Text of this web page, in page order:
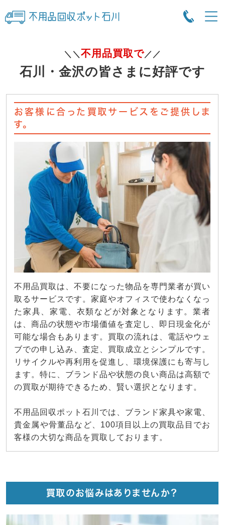
＼＼ 不用品買取で／／
石川・金沢の皆さまに好評です
お客様に合った買取サービスをご提供しま
す。
不用品買取は、不要になった物品を専門業者が買い
取るサービスです。家庭やオフィスで使わなくなっ
た家具、家電、衣類などが対象となります。業者
は、商品の状態や市場価値を査定し、即日現金化が
可能な場合もあります。買取の流れは、電話やウェ
ブでの申し込み、査定、買取成立とシンプルです。
リサイクルや再利用を促進し、環境保護にも寄与し
ます。特に、ブランド品や状態の良い商品は高額で
の買取が期待できるため、賢い選択となります。
不用品回収ポット石川では、ブランド家具や家電、
貴金属や骨董品など、100項目以上の買取品目でお
客様の大切な商品を買取しております。
買取のお悩みはありませんか？